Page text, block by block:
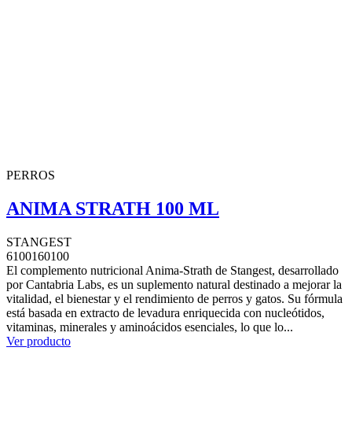
PERROS
ANIMA STRATH 100 ML
STANGEST
6100160100
El complemento nutricional Anima-Strath de Stangest, desarrollado
por Cantabria Labs, es un suplemento natural destinado a mejorar la
vitalidad, el bienestar y el rendimiento de perros y gatos. Su fórmula
está basada en extracto de levadura enriquecida con nucleótidos,
vitaminas, minerales y aminoácidos esenciales, lo que lo...
Ver producto